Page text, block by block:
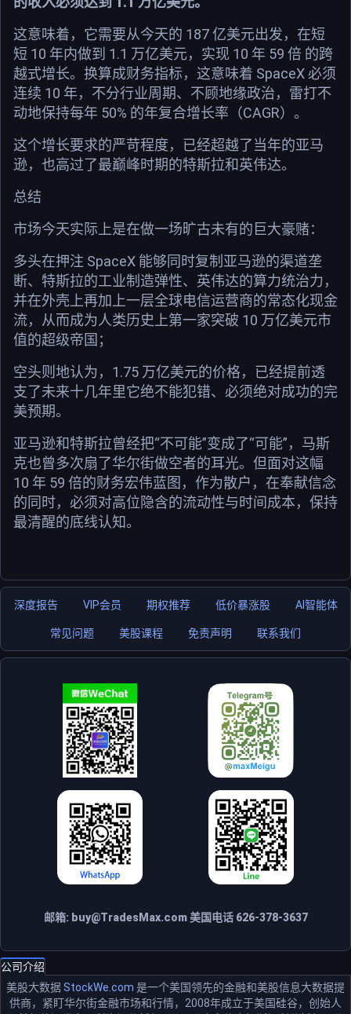
这意味着，它需要从今天的 187 亿美元出发，在短
短 10 年内做到 1.1 万亿美元，实现 10 年 59 倍 的跨
越式增长。换算成财务指标，这意味着 SpaceX 必须
连续 10 年，不分行业周期、不顾地缘政治，雷打不
动地保持每年 50% 的年复合增长率（CAGR）。
这个增长要求的严苛程度，已经超越了当年的亚马
逊，也高过了最巅峰时期的特斯拉和英伟达。
总结
市场今天实际上是在做一场旷古未有的巨大豪赌：
多头在押注 SpaceX 能够同时复制亚马逊的渠道垄
断、特斯拉的工业制造弹性、英伟达的算力统治力，
并在外壳上再加上一层全球电信运营商的常态化现金
流，从而成为人类历史上第一家突破 10 万亿美元市
值的超级帝国；
空头则地认为，1.75 万亿美元的价格，已经提前透
支了未来十几年里它绝不能犯错、必须绝对成功的完
美预期。
亚马逊和特斯拉曾经把“不可能”变成了“可能”，马斯
克也曾多次扇了华尔街做空者的耳光。但面对这幅
10 年 59 倍的财务宏伟蓝图，作为散户，在奉献信念
的同时，必须对高位隐含的流动性与时间成本，保持
最清醒的底线认知。
深度报告 VIP会员 期权推荐 低价暴涨股 AI智能体
常见问题 美股课程 免责声明 联系我们
邮箱: buy@TradesMax.com美国电话 626-378-3637
公司介绍
美股大数据StockWe.com 是一个美国领先的金融和美股信息大数据提
供商，紧盯华尔街金融市场和行情，2008年成立于美国硅谷，创始人